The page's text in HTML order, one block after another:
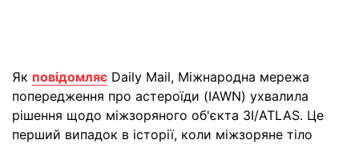
Як повідомляє Daily Mail, Міжнародна мережа
попередження про астероїди (IAWN) ухвалила
рішення щодо міжзоряного об'єкта 3I/ATLAS. Це
перший випадок в історії, коли міжзоряне тіло